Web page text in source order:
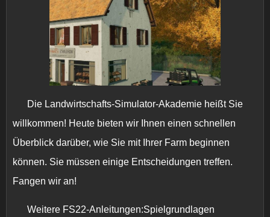
Die Landwirtschafts-Simulator-Akademie heißt Sie
willkommen! Heute bieten wir Ihnen einen schnellen
Überblick darüber, wie Sie mit Ihrer Farm beginnen
können. Sie müssen einige Entscheidungen treffen.
Fangen wir an!
Weitere FS22-Anleitungen:Spielgrundlagen